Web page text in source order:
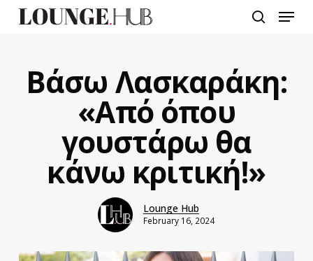
Menu
Βάσω Λασκαράκη:
«Από όπου
γουστάρω θα
κάνω κριτική!»
Lounge Hub
February 16, 2024